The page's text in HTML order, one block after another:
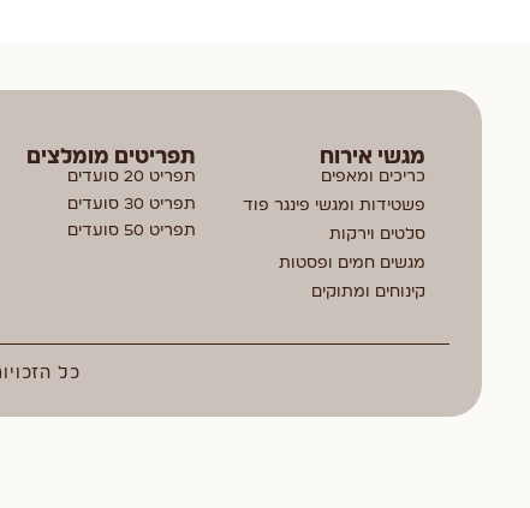
מגשי אירוח
כריכים ומאפים
פשטידות ומגשי פינגר פוד
סלטים וירקות
מגשים חמים ופסטות
קינוחים ומתוקים
תפריטים מומלצים
תפריט 20 סועדים
תפריט 30 סועדים
תפריט 50 סועדים
כל